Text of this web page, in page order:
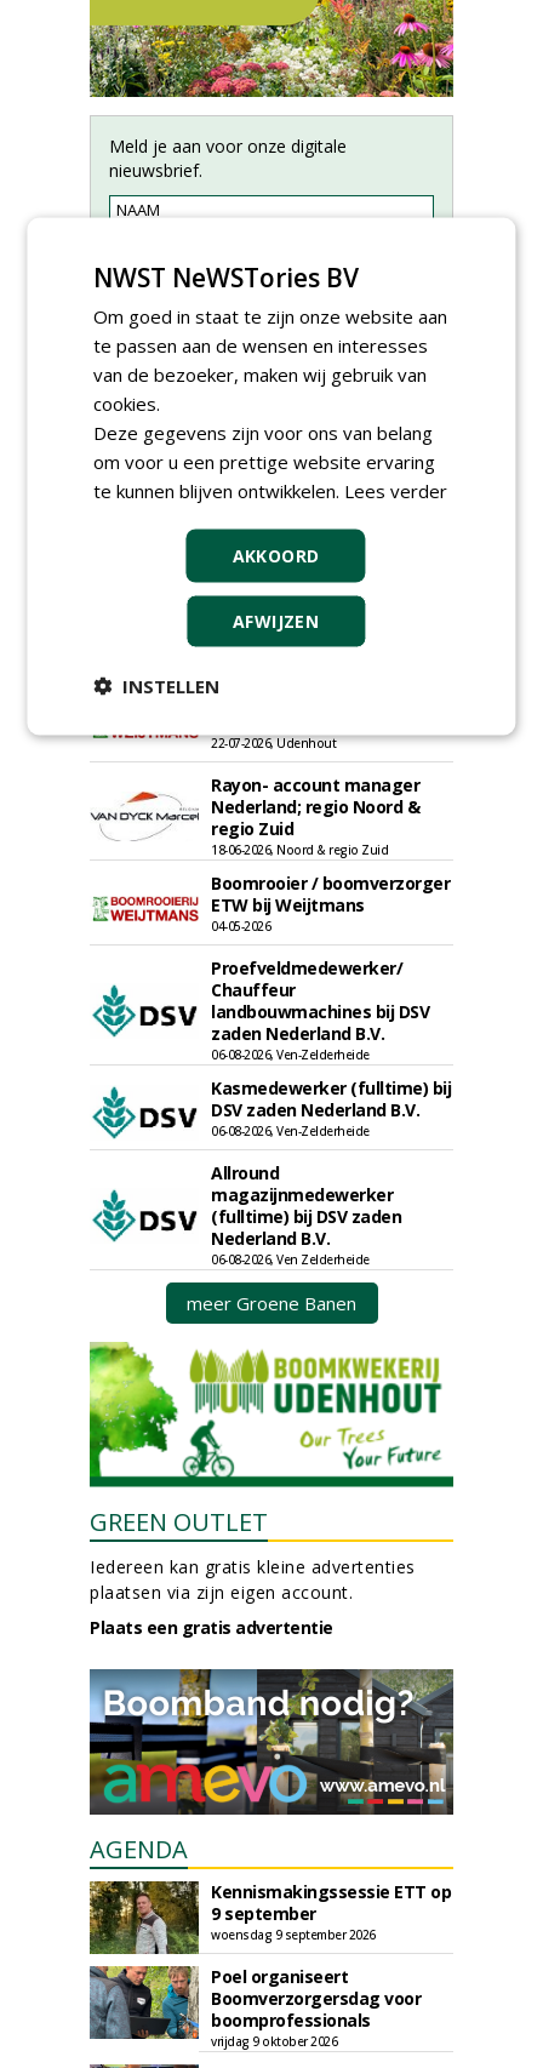
Meld je aan voor onze digitale
nieuwsbrief.
Groeiplaats specialist bij
Boomtotaalzorg32-40 uur
Boominspecteur bij
Boomtotaalzorg24-40 uur
Projectleider (HBO - 40 uur)
22-07-2026, Udenhout
Rayon- account manager
Nederland; regio Noord &
regio Zuid
18-06-2026, Noord & regio Zuid
Boomrooier / boomverzorger
ETW bij Weijtmans
04-05-2026
Proefveldmedewerker/
Chauffeur
landbouwmachines bij DSV
zaden Nederland B.V.
06-08-2026, Ven-Zelderheide
Kasmedewerker (fulltime) bij
DSV zaden Nederland B.V.
06-08-2026, Ven-Zelderheide
Allround
magazijnmedewerker
(fulltime) bij DSV zaden
Nederland B.V.
06-08-2026, Ven Zelderheide
meer Groene Banen
GREEN OUTLET
Iedereen kan gratis kleine advertenties
plaatsen via zijn eigen account.
Plaats een gratis advertentie
AGENDA
Kennismakingssessie ETT op
9 september
woensdag 9 september 2026
Poel organiseert
Boomverzorgersdag voor
boomprofessionals
vrijdag 9 oktober 2026
NWST NeWSTories BV
Om goed in staat te zijn onze website aan
te passen aan de wensen en interesses
van de bezoeker, maken wij gebruik van
cookies.
Deze gegevens zijn voor ons van belang
om voor u een prettige website ervaring
te kunnen blijven ontwikkelen. Lees verder
AKKOORD
AFWIJZEN
INSTELLEN